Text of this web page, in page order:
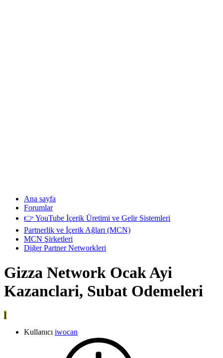
Ana sayfa
Forumlar
👉 YouTube İçerik Üretimi ve Gelir Sistemleri
Partnerlik ve İçerik Ağları (MCN)
MCN Şirketleri
Diğer Partner Networkleri
Gizza Network Ocak Ayi
Kazanclari, Subat Odemeleri
I
Kullanıcı iwocan